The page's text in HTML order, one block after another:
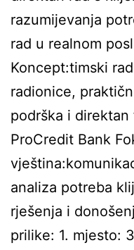
razumijevanja
rad u realnom
Koncept:timski
radionice,
podrška i
ProCredit Bank
analiza potreba
rješenja i
prilike: 1. mjesto: